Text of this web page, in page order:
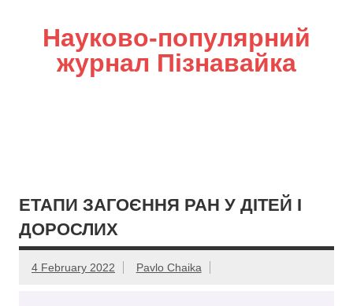
Науково-популярний
журнал Пізнавайка
ЕТАПИ ЗАГОЄННЯ РАН У ДІТЕЙ І
ДОРОСЛИХ
4 February 2022 Pavlo Chaika